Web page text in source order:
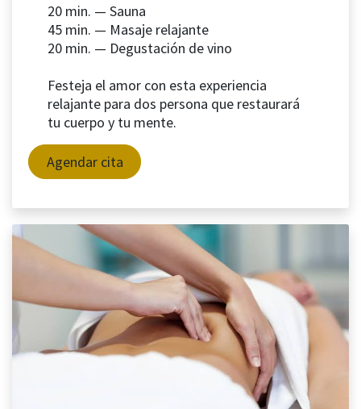
20 min. — Sauna
45 min. — Masaje relajante
20 min. — Degustación de vino
Festeja el amor con esta experiencia
relajante para dos persona que restaurará
tu cuerpo y tu mente.
Agendar cita